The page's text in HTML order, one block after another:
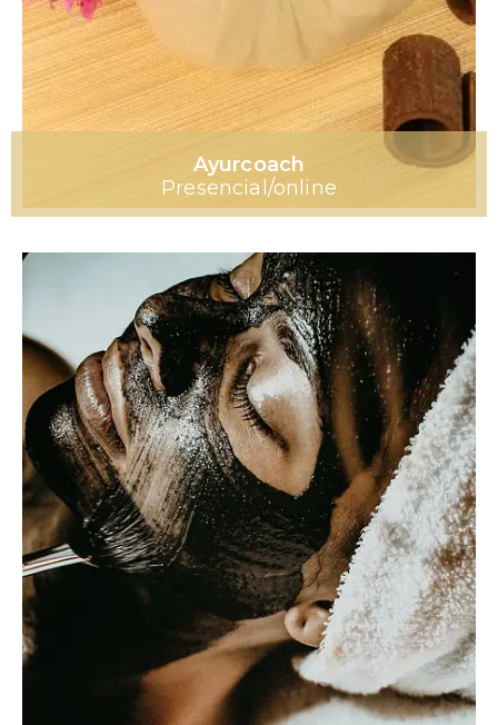
Ayurcoach
Presencial/online